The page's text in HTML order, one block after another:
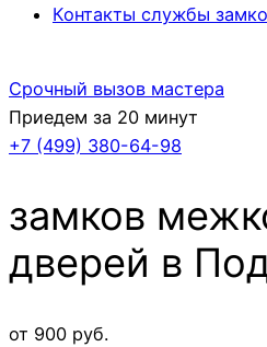
Контакты службы
Срочный вызов мастера
Приедем за 20 минут
+7 (499) 380-64-98
замков
дверей в
от 900 руб.